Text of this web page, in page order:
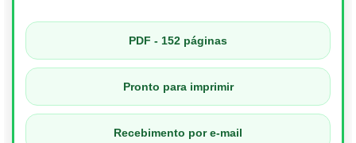
PDF - 152 páginas
Pronto para imprimir
Recebimento por e-mail